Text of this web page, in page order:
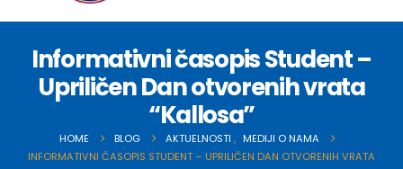
Informativni časopis Student –
Upriličen Dan otvorenih vrata
“Kallosa”
HOME BLOG AKTUELNOSTI , MEDIJI O NAMA
INFORMATIVNI ČASOPIS STUDENT – UPRILIČEN DAN OTVORENIH VRATA